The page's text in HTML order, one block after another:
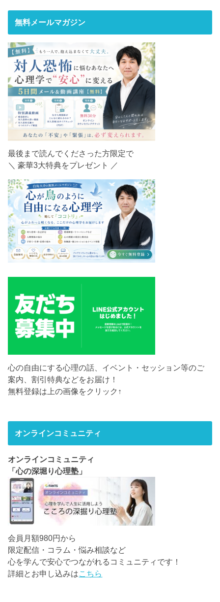
無料メールマガジン
最後まで読んでくださった方限定で
＼ 豪華3大特典をプレゼント ／
心の自由にする心理の話、イベント・セッション等のご
案内、割引特典などをお届け！
無料登録は上の画像をクリック↑
オンラインコミュニティ
オンラインコミュニティ
「心の深堀り心理塾」
会員月額980円から
限定配信・コラム・悩み相談など
心を学んで安心でつながれるコミュニティです！
詳細とお申し込みはこちら